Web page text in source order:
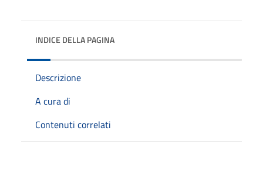
INDICE DELLA PAGINA
Descrizione
A cura di
Contenuti correlati